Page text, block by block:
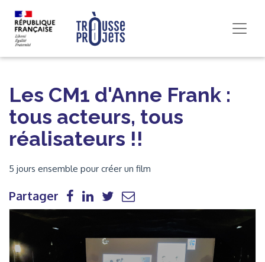
Les CM1 d'Anne Frank :
tous acteurs, tous
réalisateurs !!
5 jours ensemble pour créer un film
Partager